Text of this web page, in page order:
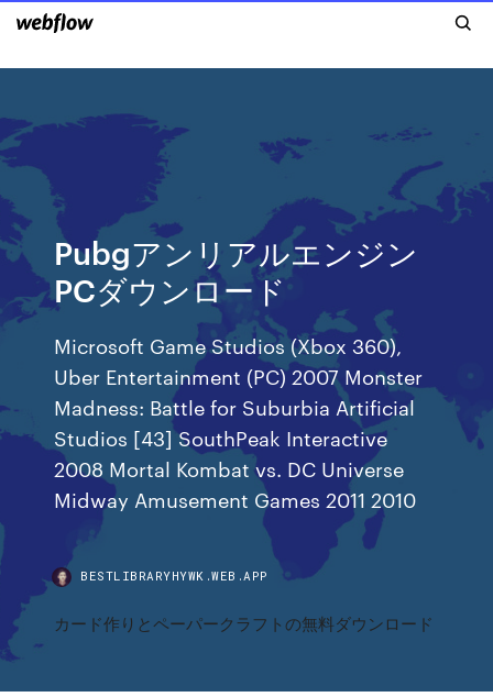
Pubgアンリアルエンジン
PCダウンロード
Microsoft Game Studios (Xbox 360),
Uber Entertainment (PC) 2007 Monster
Madness: Battle for Suburbia Artificial
Studios [43] SouthPeak Interactive
2008 Mortal Kombat vs. DC Universe
Midway Amusement Games 2011 2010
BESTLIBRARYHYWK.WEB.APP
カード作りとペーパークラフトの無料ダウンロード